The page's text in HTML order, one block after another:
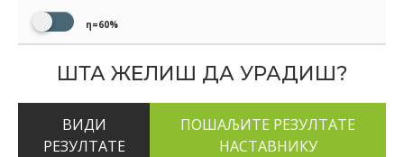
η=60%
ШТА ЖЕЛИШ ДА УРАДИШ?
ВИДИ
РЕЗУЛТАТЕ